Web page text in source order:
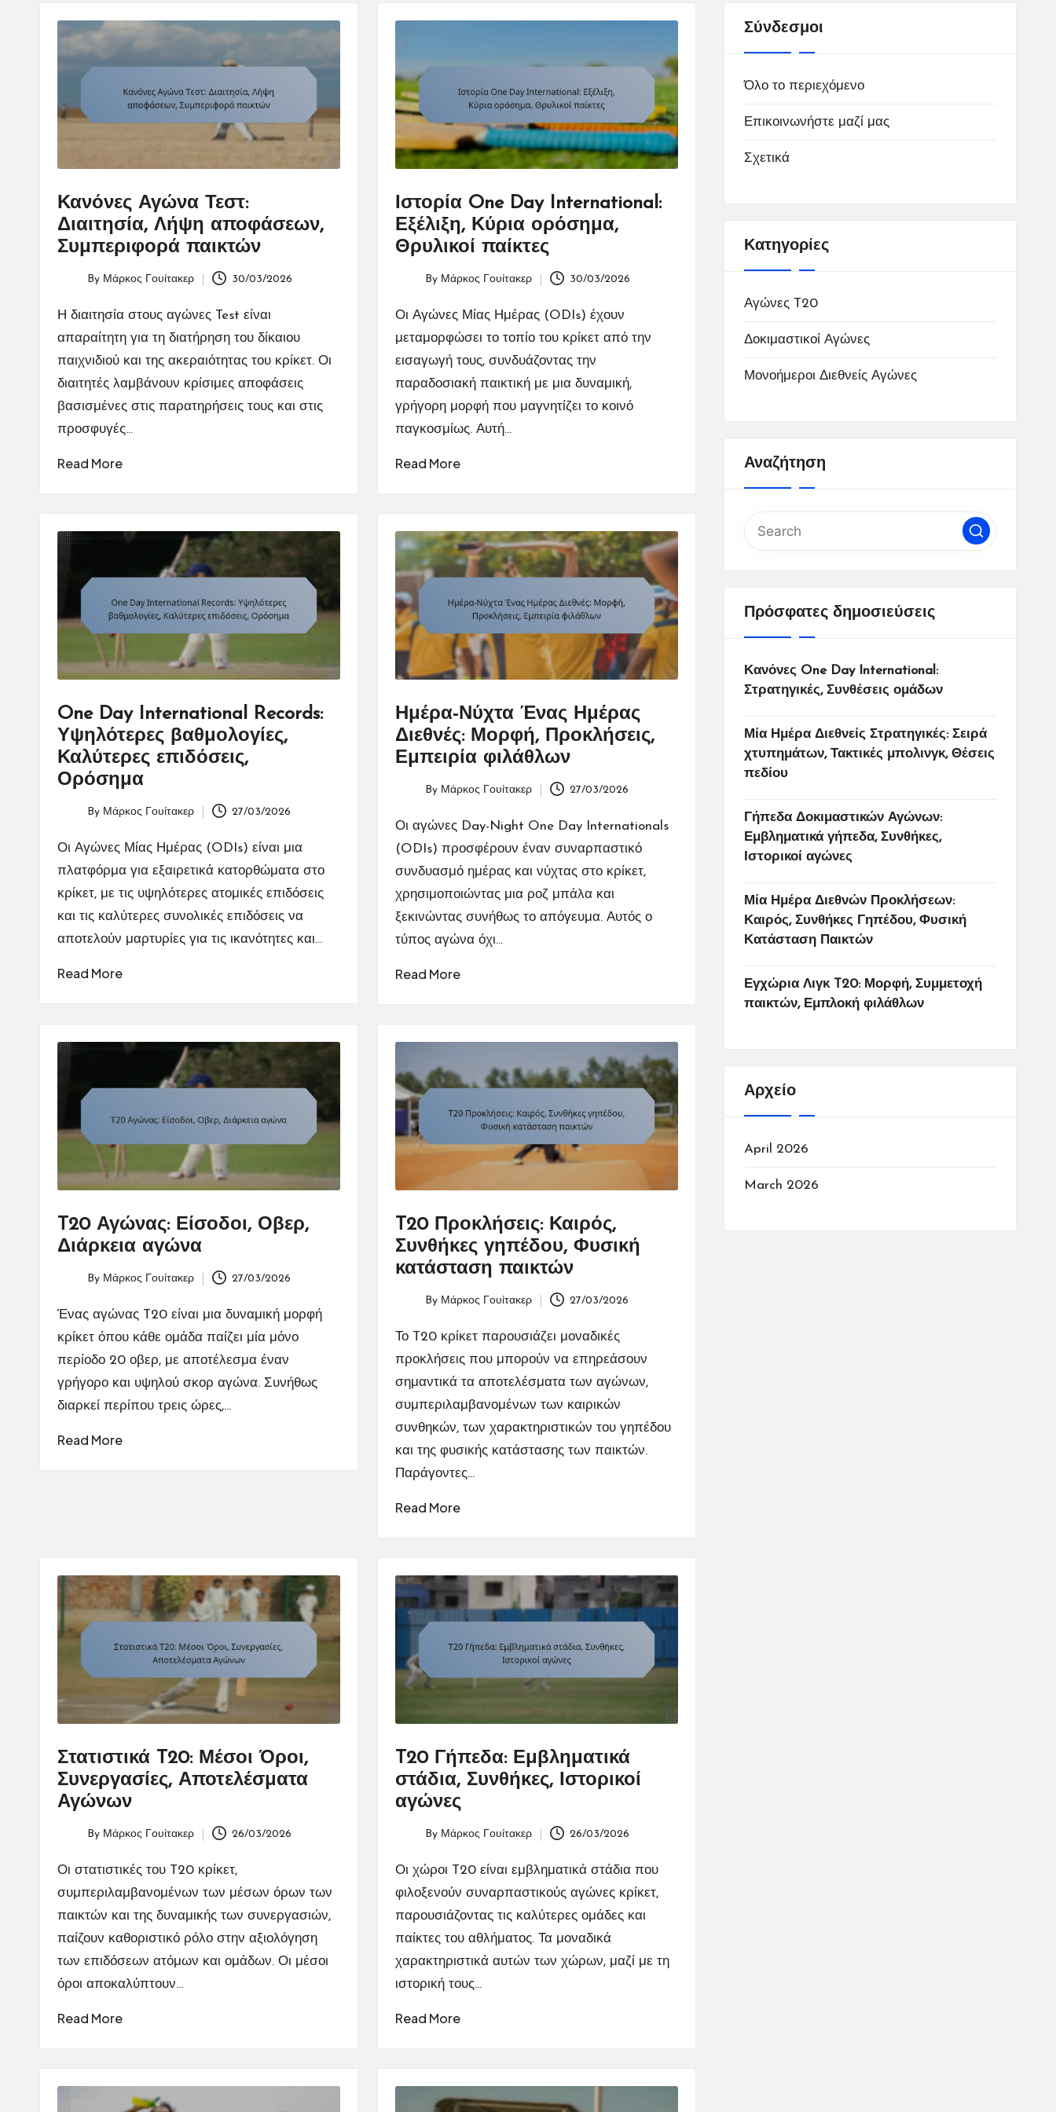
Κανόνες Αγώνα Τεστ:
Διαιτησία, Λήψη αποφάσεων,
Συμπεριφορά παικτών
by
By Μάρκος Γουίτακερ 30/03/2026
Η διαιτησία στους αγώνες Test είναι
απαραίτητη για τη διατήρηση του δίκαιου
παιχνιδιού και της ακεραιότητας του κρίκετ. Οι
διαιτητές λαμβάνουν κρίσιμες αποφάσεις
βασισμένες στις παρατηρήσεις τους και στις
προσφυγές…
Read More
Ιστορία One Day International:
Εξέλιξη, Κύρια ορόσημα,
Θρυλικοί παίκτες
by
By Μάρκος Γουίτακερ 30/03/2026
Οι Αγώνες Μίας Ημέρας (ODIs) έχουν
μεταμορφώσει το τοπίο του κρίκετ από την
εισαγωγή τους, συνδυάζοντας την
παραδοσιακή παικτική με μια δυναμική,
γρήγορη μορφή που μαγνητίζει το κοινό
παγκοσμίως. Αυτή…
Read More
One Day International Records:
Υψηλότερες βαθμολογίες,
Καλύτερες επιδόσεις,
Ορόσημα
by
By Μάρκος Γουίτακερ 27/03/2026
Οι Αγώνες Μίας Ημέρας (ODIs) είναι μια
πλατφόρμα για εξαιρετικά κατορθώματα στο
κρίκετ, με τις υψηλότερες ατομικές επιδόσεις
και τις καλύτερες συνολικές επιδόσεις να
αποτελούν μαρτυρίες για τις ικανότητες και…
Read More
Ημέρα-Νύχτα Ένας Ημέρας
Διεθνές: Μορφή, Προκλήσεις,
Εμπειρία φιλάθλων
by
By Μάρκος Γουίτακερ 27/03/2026
Οι αγώνες Day-Night One Day Internationals
(ODIs) προσφέρουν έναν συναρπαστικό
συνδυασμό ημέρας και νύχτας στο κρίκετ,
χρησιμοποιώντας μια ροζ μπάλα και
ξεκινώντας συνήθως το απόγευμα. Αυτός ο
τύπος αγώνα όχι…
Read More
T20 Αγώνας: Είσοδοι, Οβερ,
Διάρκεια αγώνα
by
By Μάρκος Γουίτακερ 27/03/2026
Ένας αγώνας T20 είναι μια δυναμική μορφή
κρίκετ όπου κάθε ομάδα παίζει μία μόνο
περίοδο 20 οβερ, με αποτέλεσμα έναν
γρήγορο και υψηλού σκορ αγώνα. Συνήθως
διαρκεί περίπου τρεις ώρες,…
Read More
T20 Προκλήσεις: Καιρός,
Συνθήκες γηπέδου, Φυσική
κατάσταση παικτών
by
By Μάρκος Γουίτακερ 27/03/2026
Το T20 κρίκετ παρουσιάζει μοναδικές
προκλήσεις που μπορούν να επηρεάσουν
σημαντικά τα αποτελέσματα των αγώνων,
συμπεριλαμβανομένων των καιρικών
συνθηκών, των χαρακτηριστικών του γηπέδου
και της φυσικής κατάστασης των παικτών.
Παράγοντες…
Read More
Στατιστικά T20: Μέσοι Όροι,
Συνεργασίες, Αποτελέσματα
Αγώνων
by
By Μάρκος Γουίτακερ 26/03/2026
Οι στατιστικές του T20 κρίκετ,
συμπεριλαμβανομένων των μέσων όρων των
παικτών και της δυναμικής των συνεργασιών,
παίζουν καθοριστικό ρόλο στην αξιολόγηση
των επιδόσεων ατόμων και ομάδων. Οι μέσοι
όροι αποκαλύπτουν…
Read More
T20 Γήπεδα: Εμβληματικά
στάδια, Συνθήκες, Ιστορικοί
αγώνες
by
By Μάρκος Γουίτακερ 26/03/2026
Οι χώροι T20 είναι εμβληματικά στάδια που
φιλοξενούν συναρπαστικούς αγώνες κρίκετ,
παρουσιάζοντας τις καλύτερες ομάδες και
παίκτες του αθλήματος. Τα μοναδικά
χαρακτηριστικά αυτών των χώρων, μαζί με τη
ιστορική τους…
Read More
Σύνδεσμοι
Όλο το περιεχόμενο
Επικοινωνήστε μαζί μας
Σχετικά
Κατηγορίες
Αγώνες T20
Δοκιμαστικοί Αγώνες
Μονοήμεροι Διεθνείς Αγώνες
Αναζήτηση
Πρόσφατες δημοσιεύσεις
Κανόνες One Day International:
Στρατηγικές, Συνθέσεις ομάδων
Μία Ημέρα Διεθνείς Στρατηγικές: Σειρά
χτυπημάτων, Τακτικές μπολινγκ, Θέσεις
πεδίου
Γήπεδα Δοκιμαστικών Αγώνων:
Εμβληματικά γήπεδα, Συνθήκες,
Ιστορικοί αγώνες
Μία Ημέρα Διεθνών Προκλήσεων:
Καιρός, Συνθήκες Γηπέδου, Φυσική
Κατάσταση Παικτών
Εγχώρια Λιγκ T20: Μορφή, Συμμετοχή
παικτών, Εμπλοκή φιλάθλων
Αρχείο
April 2026
March 2026